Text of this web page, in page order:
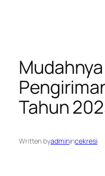
Tahun
Written byadminincekresi